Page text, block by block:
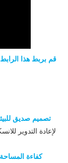
تصميم صديق
لإعادة التدوير
كفاءة